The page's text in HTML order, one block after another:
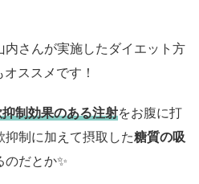
さんが実施したダイエット方
オススメです！
制効果のある注射をお腹に打
制に加えて摂取した糖質の吸
のだとか✨